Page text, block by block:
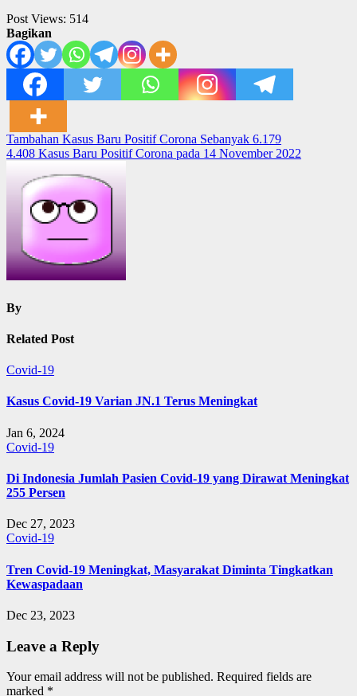
Post Views: 514
Bagikan
Post
navigation
Tambahan Kasus Baru Positif Corona Sebanyak 6.179
4.408 Kasus Baru Positif Corona pada 14 November 2022
By
Related Post
Covid-19
Kasus Covid-19 Varian JN.1 Terus Meningkat
Jan 6, 2024
Covid-19
Di Indonesia Jumlah Pasien Covid-19 yang Dirawat Meningkat
255 Persen
Dec 27, 2023
Covid-19
Tren Covid-19 Meningkat, Masyarakat Diminta Tingkatkan
Kewaspadaan
Dec 23, 2023
Leave a Reply
Your email address will not be published. Required fields are
marked *